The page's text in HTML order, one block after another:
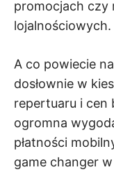
promocjach czy
lojalnościowych.
A co powiecie
dosłownie w
repertuaru i cen
ogromna
płatności
game changer